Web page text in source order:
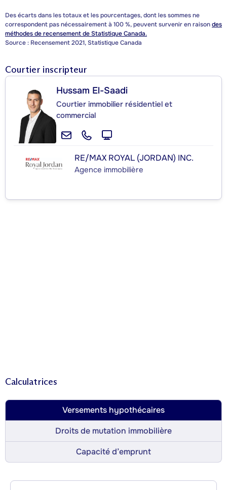
Des écarts dans les totaux et les pourcentages, dont les sommes ne
correspondent pas nécessairement à 100 %, peuvent survenir en raisondes
méthodes de recensement de Statistique Canada.
Source : Recensement 2021, Statistique Canada
Courtier inscripteur
Hussam El-Saadi
Courtier immobilier résidentiel et
commercial
RE/MAX ROYAL (JORDAN) INC.
Agence immobilière
Calculatrices
Versements hypothécaires
Droits de mutation immobilière
Capacité d’emprunt